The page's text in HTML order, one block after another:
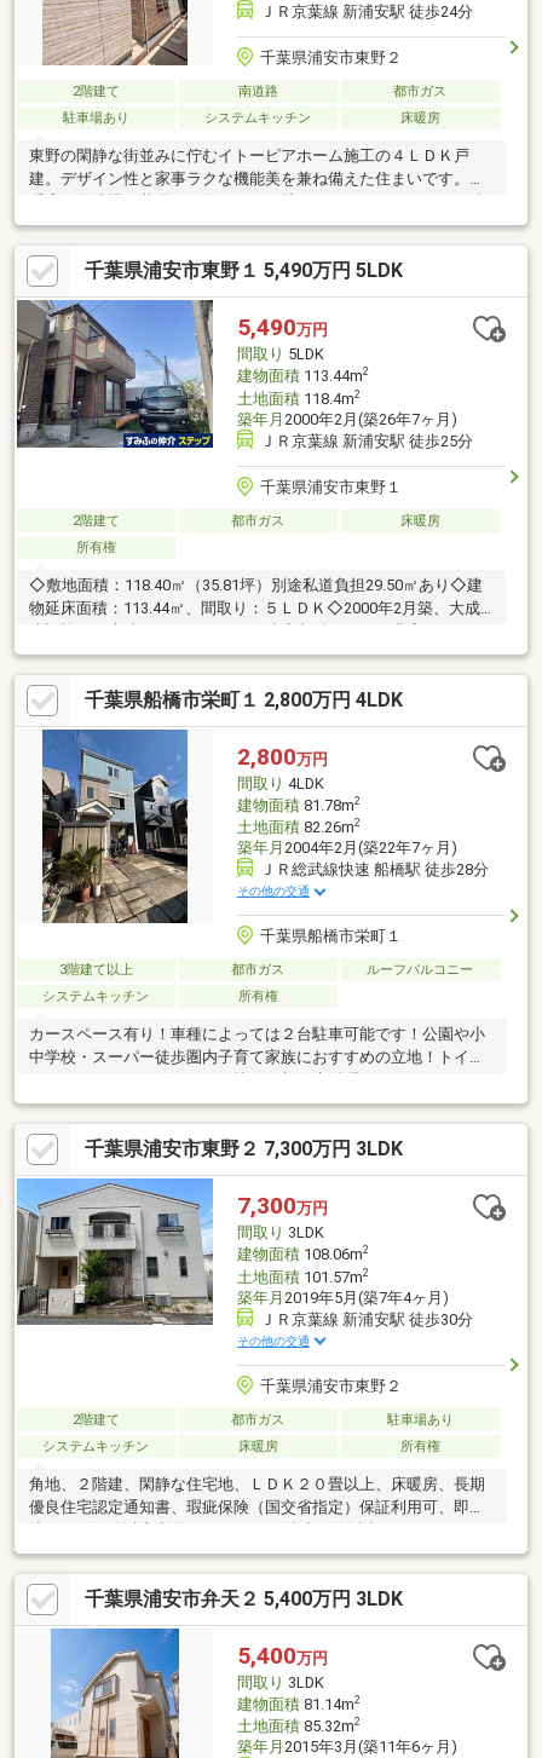
ＪＲ京葉線 新浦安駅 徒歩24分
千葉県浦安市東野２
2階建て 南道路
都市ガス
駐車場あり
システムキッチン 床暖房
東野の閑静な街並みに佇むイトーピアホーム施工の４ＬＤＫ戸
建。デザイン性と家事ラクな機能美を兼ね備えた住まいです。床
く中庭テラスは、外からの視線が気になりにくく開放感をプラ
ス。室内にゴミを溜めない専用ゴミ箱や、１．９帖の大型ＷＩ
Ｃ、シューズインクロークなど充実の収納力で室内も片付きま
す。２階洋室１は最大天井高約３．６ｍの勾配天井がゆとりを演
出する特別な空間。光が降り注ぐ２階ホールのカウンター付きス
タディコーナーは在宅ワークに重宝します。外水栓付きのルーフ
バルコニーはお布団干しもラクラク。収納豊富で家族の荷物もス
ッキリ収まる邸宅。
千葉県浦安市東野１ 5,490万円 5LDK
5,490万円
間取り 5LDK
建物面積113.44m2
土地面積118.4m2
築年月 2000年2月(築26年7ヶ月)
ＪＲ京葉線 新浦安駅 徒歩25分
千葉県浦安市東野１
2階建て 都市ガス
床暖房
所有権
◇敷地面積：118.40㎡（35.81坪）別途私道負担29.50㎡あり◇建
物延床面積：113.44㎡、間取り：５ＬＤＫ◇2000年2月築、大成
す（各部屋収納＋屋根裏＋キッチン床下）◇カースペースあり
（車種によります）◇ＬＤに床暖房装備、ペアガラス、追い炊き
機能付バス（1616サイズ）
千葉県船橋市栄町１ 2,800万円 4LDK
2,800万円
間取り 4LDK
建物面積81.78m2
土地面積82.26m2
築年月 2004年2月(築22年7ヶ月)
ＪＲ総武線快速 船橋駅 徒歩28分
その他の交通
千葉県船橋市栄町１
3階建て以上 都市ガス
ルーフバルコニー
システムキッチン
所有権
カースペース有り！車種によっては２台駐車可能です！公園や小
中学校・スーパー徒歩圏内子育て家族におすすめの立地！トイレ
千葉県浦安市東野２ 7,300万円 3LDK
7,300万円
間取り 3LDK
建物面積108.06m2
土地面積101.57m2
築年月 2019年5月(築7年4ヶ月)
ＪＲ京葉線 新浦安駅 徒歩30分
その他の交通
千葉県浦安市東野２
2階建て 都市ガス
駐車場あり
システムキッチン
床暖房 所有権
角地、２階建、閑静な住宅地、ＬＤＫ２０畳以上、床暖房、長期
優良住宅認定通知書、瑕疵保険（国交省指定）保証利用可、即引
チン、全居室収納、総合病院 徒歩10分以内、整形地、対面式キッ
チン、セキュリティ充実、EV車充電設備、３面採光、トイレ２ヶ
所、浴室１坪以上、南面バルコニー、温水洗浄便座、南庭、ＴＶ
モニタ付インターホン、パントリー（食器・食品の収納庫）、全
居室６畳以上、都市ガス、シューズインクローク、小学校 徒歩10
分以内、平坦地、全室東南向き、ビルトインガレージ
千葉県浦安市弁天２ 5,400万円 3LDK
5,400万円
間取り 3LDK
建物面積81.14m2
土地面積85.32m2
築年月 2015年3月(築11年6ヶ月)